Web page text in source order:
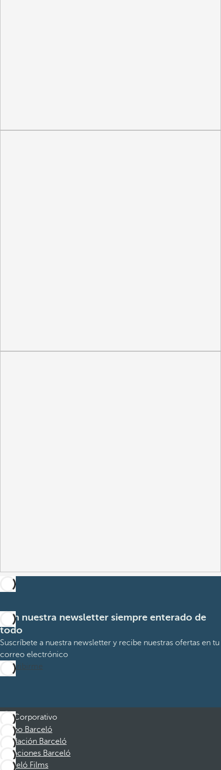
Con nuestra newsletter siempre enterado de
todo
Suscríbete a nuestra newsletter y recibe nuestras ofertas en tu
correo electrónico
Suscribirme
Corporativo
Grupo Barceló
Fundación Barceló
Vacaciones Barceló
Barceló Films